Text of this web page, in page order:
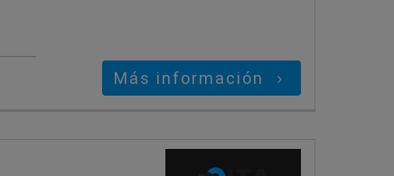
Más información